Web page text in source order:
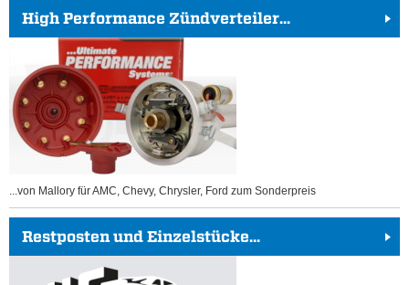
High Performance Zündverteiler...
...von Mallory für AMC, Chevy, Chrysler, Ford zum Sonderpreis
Restposten und Einzelstücke...